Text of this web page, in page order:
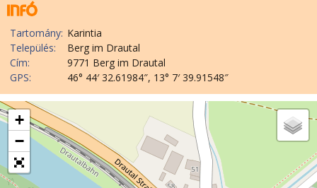
Tartomány: Karintia
Település:
Berg im Drautal
Cím:
9771 Berg im Drautal
GPS:
46° 44′ 32.61984″, 13° 7′ 39.91548″
+
−